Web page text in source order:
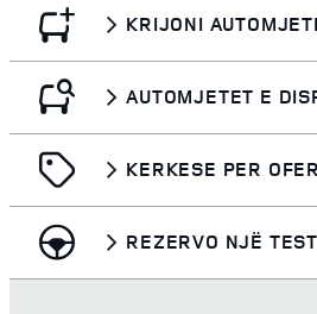
KRIJONI
AUTOMJETET E
KERKESE PER
REZERVO NJË